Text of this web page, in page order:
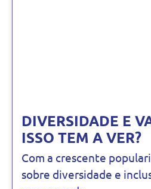
DIVERSIDADE E
ISSO TEM A VER?
Com a crescente
sobre diversidade e